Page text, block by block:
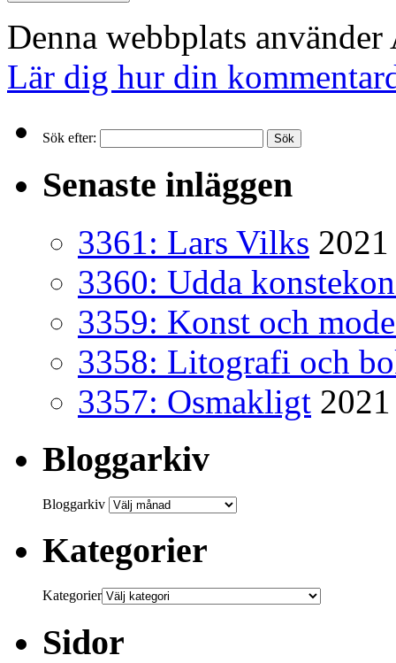
Denna webbplats
Lär dig hur din
Sök efter:
Senaste inläggen
3361: Lars Vilks
3360: Udda
3359: Konst och
3358: Litografi och
3357: Osmakligt
Bloggarkiv
Bloggarkiv
Kategorier
Kategorier
Sidor